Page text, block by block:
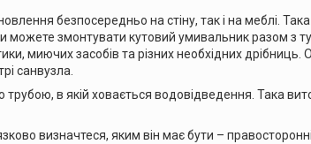
безпосередньо на стіну, так і на меблі.
можете змонтувати кутовий умивальник разом з
миючих засобів та різних необхідних дрібниць.
санвузла.
в якій ховається водовідведення. Така
визначтеся, яким він має бути –